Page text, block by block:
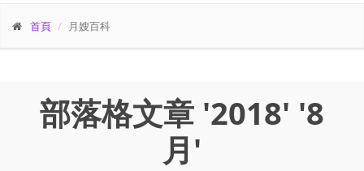
首頁 月嫂百科
部落格文章 '2018' '8
月'